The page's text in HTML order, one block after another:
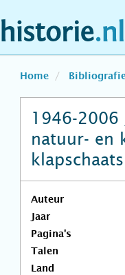
Home
1946-2006
natuur- en
klapschaats
Auteur
Jaar
Pagina's
Talen
Land